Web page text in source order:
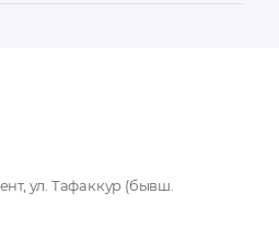
ул. Тафаккур (бывш.